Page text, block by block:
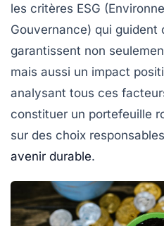
les critères ESG
Gouvernance) qui guident
garantissent non
mais aussi un impact
analysant tous ces
constituer un portefeuille
sur des choix
avenir durable.